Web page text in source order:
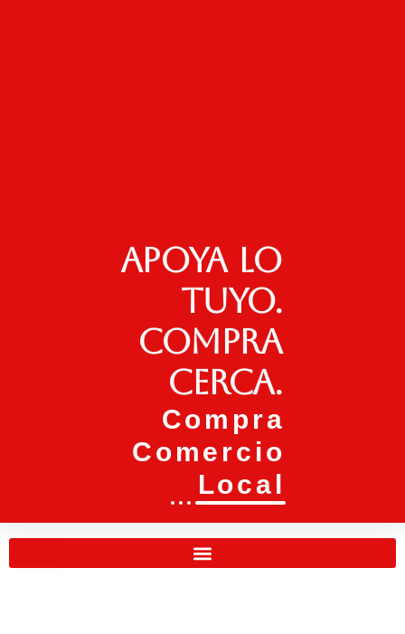
Apoya lo
tuyo.
Compra
cerca.
Compra
Comercio
Local